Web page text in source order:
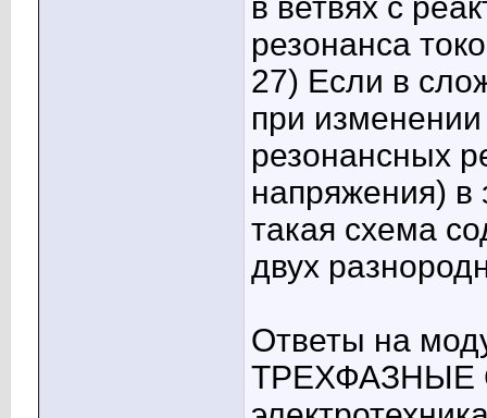
в ветвях с
резонанса
27) Если в
при
резонансных
напряжения) в
такая схема
двух
Ответы на
ТРЕХФАЗНЫЕ